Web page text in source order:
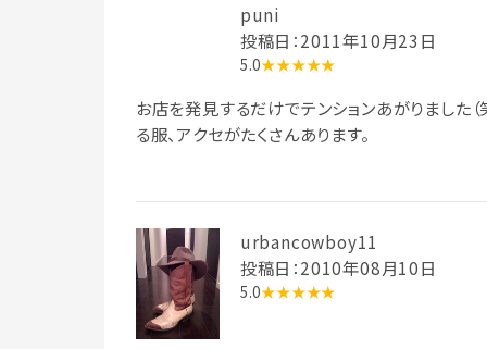
puni
投稿日：2011年10月23日
5.0★★★★★
お店を発見するだけでテンションあがりました
る服、アクセがたくさんあります。
urbancowboy11
投稿日：2010年08月10日
5.0★★★★★